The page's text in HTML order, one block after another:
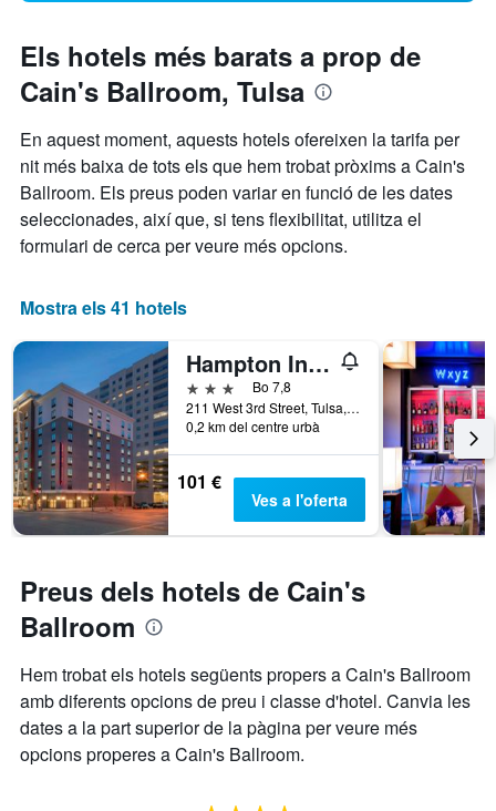
Els hotels més barats a prop de
Cain's Ballroom, Tulsa
En aquest moment, aquests hotels ofereixen la tarifa per
nit més baixa de tots els que hem trobat pròxims a Cain's
Ballroom. Els preus poden variar en funció de les dates
seleccionades, així que, si tens flexibilitat, utilitza el
formulari de cerca per veure més opcions.
Mostra els 41 hotels
Hampton Inn and Suites Tulsa Downtown
3 estrellesBo 7,8
211 West 3rd Street, Tulsa, OK, Estats Units
0,2 km del centre urbà
101 €
Ves a l'oferta
Preus dels hotels de Cain's
Ballroom
Hem trobat els hotels següents propers a Cain's Ballroom
amb diferents opcions de preu i classe d'hotel. Canvia les
dates a la part superior de la pàgina per veure més
opcions properes a Cain's Ballroom.